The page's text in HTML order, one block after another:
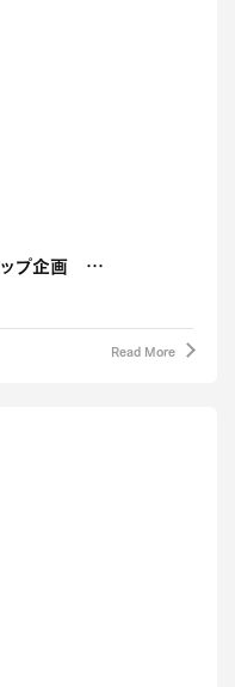
ップ企画 …
Read More